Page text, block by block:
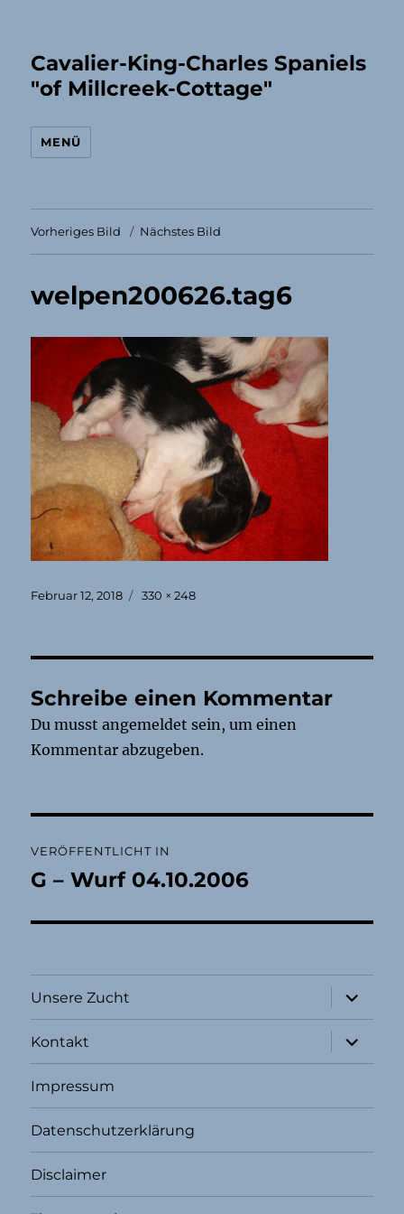
Cavalier-King-Charles Spaniels
"of Millcreek-Cottage"
MENÜ
Vorheriges Bild Nächstes Bild
welpen200626.tag6
Veröffentlicht
Februar 12, 2018 Originalgröße
330 × 248
Schreibe einen Kommentar
Du musstangemeldet sein, um einen
Kommentar abzugeben.
VERÖFFENTLICHT IN
G – Wurf 04.10.2006
Unsere Zucht
öffnen
Kontakt
öffnen
Impressum
Datenschutzerklärung
Disclaimer